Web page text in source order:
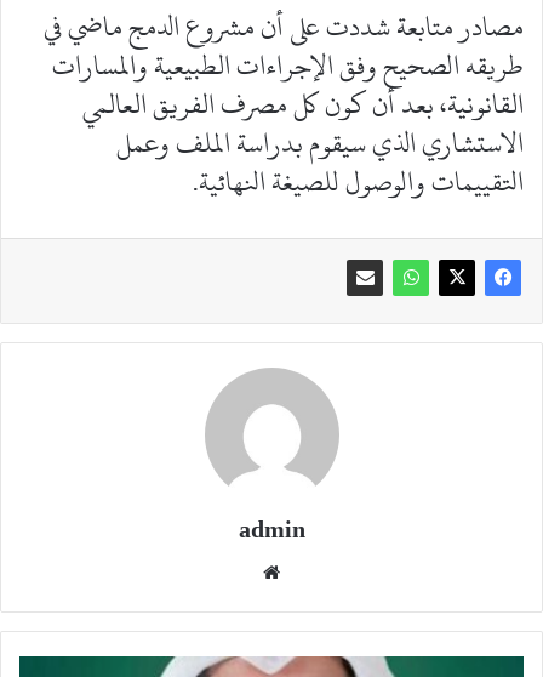
مصادر متابعة شددت على أن مشروع الدمج ماضي في
طريقه الصحيح وفق الإجراءات الطبيعية والمسارات
القانونية، بعد أن كون كل مصرف الفريق العالمي
الاستشاري الذي سيقوم بدراسة الملف وعمل
التقييمات والوصول للصيغة النهائية.
admin